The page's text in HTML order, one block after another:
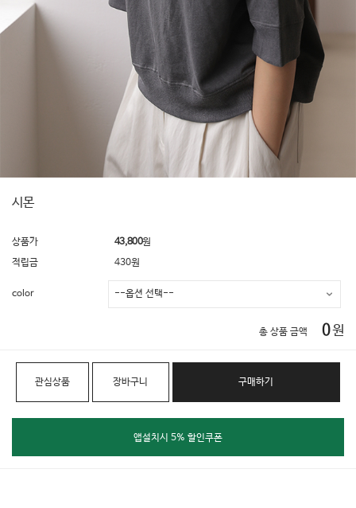
시몬
상품가 43,800원
적립금
430원
color
총 상품 금액 0원
관심상품 장바구니 구매하기